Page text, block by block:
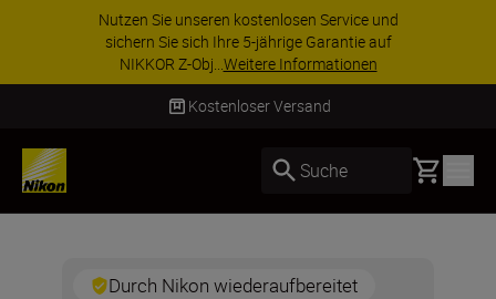
Nutzen Sie unseren kostenlosen Service und
sichern Sie sich Ihre 5-jährige Garantie auf
NIKKOR Z-Obj...Weitere Informationen
Kostenloser Versand
Suche Basket
Durch Nikon wiederaufbereitet